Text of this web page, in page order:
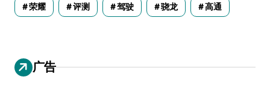
荣耀 评测 驾驶 骁龙 高通
广告